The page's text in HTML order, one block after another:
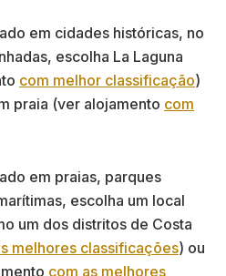
em cidades históricas, no
escolha La Laguna
com melhor classificação)
praia (ver alojamento com
em praias, parques
escolha um local
um dos distritos de Costa
melhores classificações) ou
com as melhores